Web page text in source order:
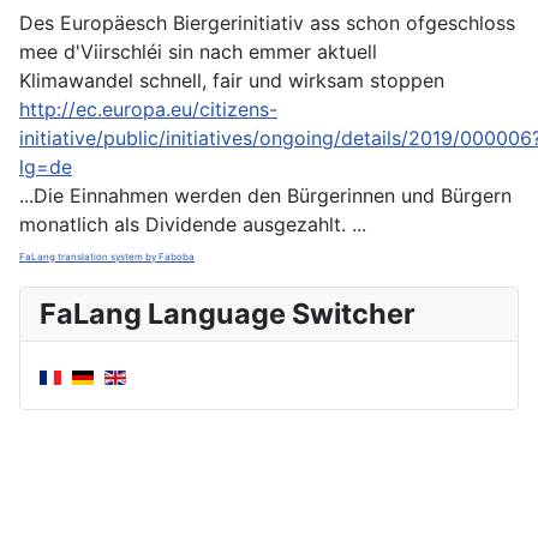
Des Europäesch Biergerinitiativ ass schon ofgeschloss
mee d'Viirschléi sin nach emmer aktuell
Klimawandel schnell, fair und wirksam stoppen
http://ec.europa.eu/citizens-
initiative/public/initiatives/ongoing/details/2019/
lg=de
...Die Einnahmen werden den Bürgerinnen und Bürgern
monatlich als Dividende ausgezahlt. ...
FaLang translation system by Faboba
FaLang Language Switcher